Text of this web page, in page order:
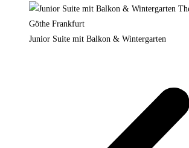
Junior Suite mit Balkon & Wintergarten